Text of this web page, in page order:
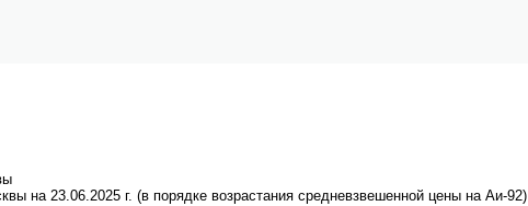
на 23.06.2025 г. (в порядке возрастания средневзвешенной цены на Аи-92)